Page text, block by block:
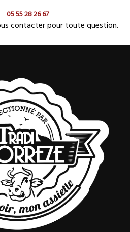
05 55 28 26 67
contacter pour toute question.